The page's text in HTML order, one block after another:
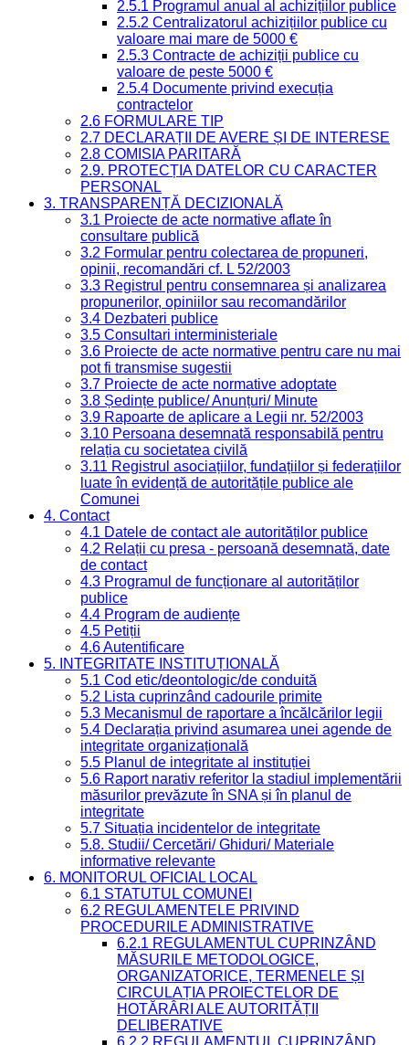
2.5.1 Programul anual al achizițiilor publice
2.5.2 Centralizatorul achizițiilor publice cu
valoare mai mare de 5000 €
2.5.3 Contracte de achiziții publice cu
valoare de peste 5000 €
2.5.4 Documente privind execuția
contractelor
2.6 FORMULARE TIP
2.7 DECLARAȚII DE AVERE ȘI DE INTERESE
2.8 COMISIA PARITARĂ
2.9. PROTECȚIA DATELOR CU CARACTER
PERSONAL
3. TRANSPARENȚĂ DECIZIONALĂ
3.1 Proiecte de acte normative aflate în
consultare publică
3.2 Formular pentru colectarea de propuneri,
opinii, recomandări cf. L 52/2003
3.3 Registrul pentru consemnarea și analizarea
propunerilor, opiniilor sau recomandărilor
3.4 Dezbateri publice
3.5 Consultari interministeriale
3.6 Proiecte de acte normative pentru care nu mai
pot fi transmise sugestii
3.7 Proiecte de acte normative adoptate
3.8 Ședințe publice/ Anunțuri/ Minute
3.9 Rapoarte de aplicare a Legii nr. 52/2003
3.10 Persoana desemnată responsabilă pentru
relația cu societatea civilă
3.11 Registrul asociațiilor, fundațiilor și federațiilor
luate în evidență de autoritățile publice ale
Comunei
4. Contact
4.1 Datele de contact ale autorităților publice
4.2 Relații cu presa - persoană desemnată, date
de contact
4.3 Programul de funcționare al autorităților
publice
4.4 Program de audiențe
4.5 Petiții
4.6 Autentificare
5. INTEGRITATE INSTITUȚIONALĂ
5.1 Cod etic/deontologic/de conduită
5.2 Lista cuprinzând cadourile primite
5.3 Mecanismul de raportare a încălcărilor legii
5.4 Declarația privind asumarea unei agende de
integritate organizațională
5.5 Planul de integritate al instituției
5.6 Raport narativ referitor la stadiul implementării
măsurilor prevăzute în SNA și în planul de
integritate
5.7 Situația incidentelor de integritate
5.8. Studii/ Cercetări/ Ghiduri/ Materiale
informative relevante
6. MONITORUL OFICIAL LOCAL
6.1 STATUTUL COMUNEI
6.2 REGULAMENTELE PRIVIND
PROCEDURILE ADMINISTRATIVE
6.2.1 REGULAMENTUL CUPRINZÂND
MĂSURILE METODOLOGICE,
ORGANIZATORICE, TERMENELE ȘI
CIRCULAȚIA PROIECTELOR DE
HOTĂRÂRI ALE AUTORITĂȚII
DELIBERATIVE
6.2.2 REGULAMENTUL CUPRINZÂND